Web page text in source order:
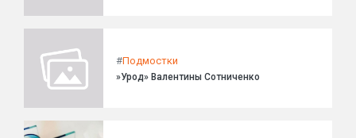
#Подмостки
»Урод» Валентины Сотниченко